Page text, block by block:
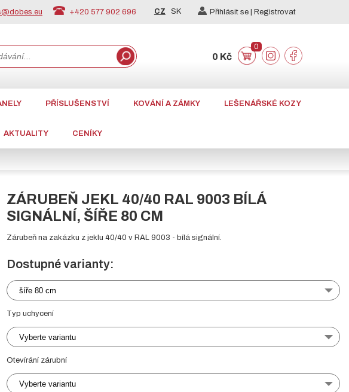
+420 577 902 696 CZ SK Přihlásit se | Registrovat
0 Kč
0
PŘÍSLUŠENSTVÍ KOVÁNÍ A ZÁMKY LEŠENÁŘSKÉ KOZY
AKTUALITY CENÍKY
ZÁRUBEŇ JEKL 40/40 RAL 9003 BÍLÁ
SIGNÁLNÍ, ŠÍŘE 80 CM
Zárubeň na zakázku z jeklu 40/40 v RAL 9003 - bílá signální.
Dostupné varianty:
šíře 80 cm
Typ uchycení
Vyberte variantu
Otevírání zárubní
Vyberte variantu